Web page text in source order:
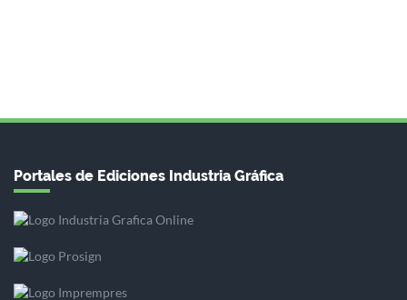
Portales de Ediciones Industria Gráfica